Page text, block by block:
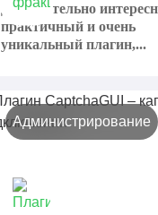
действительно
практичный и очень
уникальный плагин,...
Администрирование